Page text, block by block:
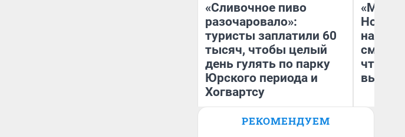
«Сливочное пиво
разочаровало»:
туристы заплатили 60
тысяч, чтобы целый
день гулять по парку
Юрского периода и
Хогвартсу
«Мы
чтобы
РЕКОМЕНДУЕМ